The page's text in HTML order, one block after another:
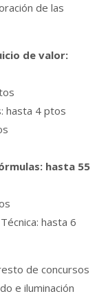
de las
de valor:
hasta 4 ptos
hasta 55
hasta 6
de concursos
e iluminación